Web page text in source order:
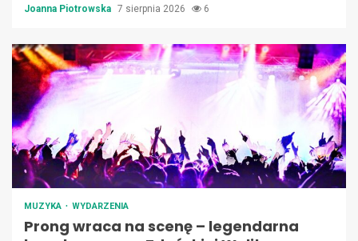
Joanna Piotrowska 7 sierpnia 2026 6
MUZYKA WYDARZENIA
Prong wraca na scenę – legendarna